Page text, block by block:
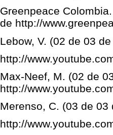
Greenpeace
de http://
Lebow, V. (02 de 03
http://
Max-Neef, M. (02 de
http://
Merenso, C. (03 de 03
http://